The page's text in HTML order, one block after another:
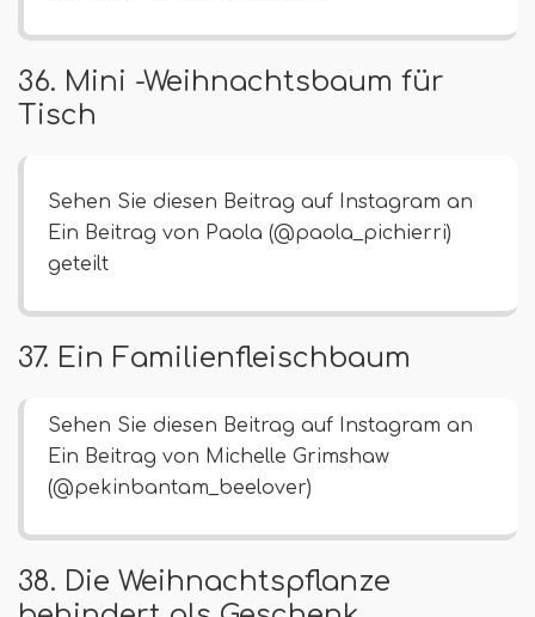
36. Mini -Weihnachtsbaum für
Tisch
Sehen Sie diesen Beitrag auf Instagram an
Ein Beitrag von Paola (@paola_pichierri)
geteilt
37. Ein Familienfleischbaum
Sehen Sie diesen Beitrag auf Instagram an
Ein Beitrag von Michelle Grimshaw
(@pekinbantam_beelover)
38. Die Weihnachtspflanze